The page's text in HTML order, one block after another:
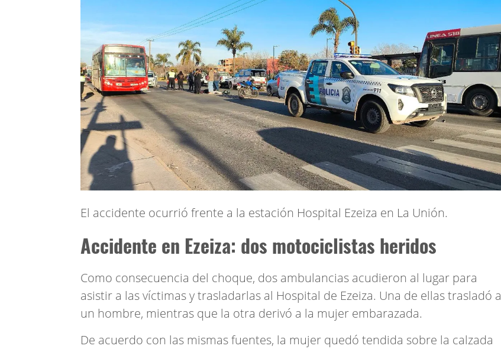
El accidente ocurrió frente a la estación Hospital Ezeiza en La Unión.
Accidente en Ezeiza: dos motociclistas heridos
Como consecuencia del choque, dos ambulancias acudieron al lugar para
asistir a las víctimas y trasladarlas al Hospital de Ezeiza. Una de ellas trasladó a
un hombre, mientras que la otra derivó a la mujer embarazada.
De acuerdo con las mismas fuentes, la mujer quedó tendida sobre la calzada